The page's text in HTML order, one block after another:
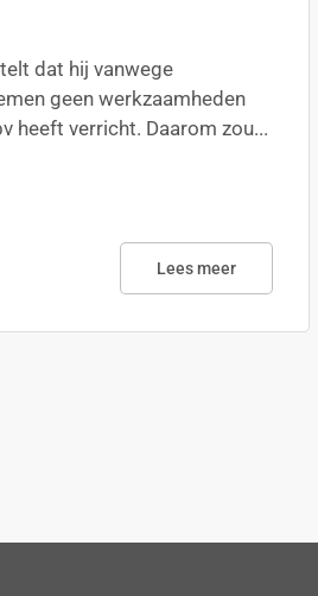
dat hij vanwege
geen werkzaamheden
heeft verricht. Daarom zou...
Lees meer